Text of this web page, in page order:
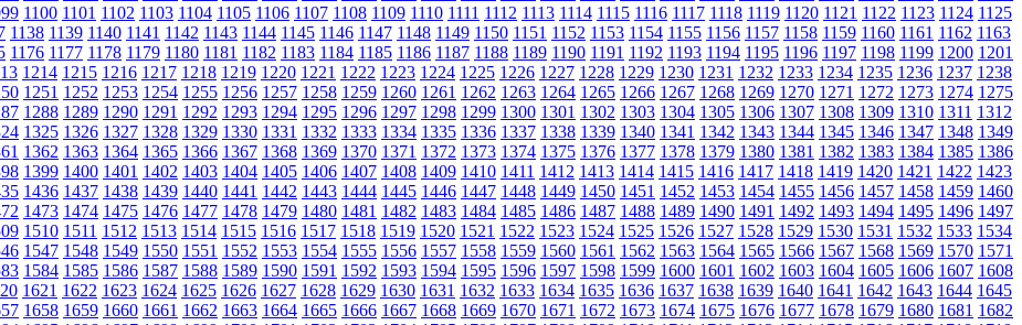
1100 1101 1102 1103 1104 1105 1106 1107 1108 1109 1110 1111 1112 1113 1114 1115 1116 1117 1118 1119 1120 1121 1122 1123 1124 1125
1138 1139 1140 1141 1142 1143 1144 1145 1146 1147 1148 1149 1150 1151 1152 1153 1154 1155 1156 1157 1158 1159 1160 1161 1162 1163
1176 1177 1178 1179 1180 1181 1182 1183 1184 1185 1186 1187 1188 1189 1190 1191 1192 1193 1194 1195 1196 1197 1198 1199 1200 1201
1214 1215 1216 1217 1218 1219 1220 1221 1222 1223 1224 1225 1226 1227 1228 1229 1230 1231 1232 1233 1234 1235 1236 1237 1238
1251 1252 1253 1254 1255 1256 1257 1258 1259 1260 1261 1262 1263 1264 1265 1266 1267 1268 1269 1270 1271 1272 1273 1274 1275
1288 1289 1290 1291 1292 1293 1294 1295 1296 1297 1298 1299 1300 1301 1302 1303 1304 1305 1306 1307 1308 1309 1310 1311 1312
1325 1326 1327 1328 1329 1330 1331 1332 1333 1334 1335 1336 1337 1338 1339 1340 1341 1342 1343 1344 1345 1346 1347 1348 1349
1362 1363 1364 1365 1366 1367 1368 1369 1370 1371 1372 1373 1374 1375 1376 1377 1378 1379 1380 1381 1382 1383 1384 1385 1386
1399 1400 1401 1402 1403 1404 1405 1406 1407 1408 1409 1410 1411 1412 1413 1414 1415 1416 1417 1418 1419 1420 1421 1422 1423
1436 1437 1438 1439 1440 1441 1442 1443 1444 1445 1446 1447 1448 1449 1450 1451 1452 1453 1454 1455 1456 1457 1458 1459 1460
1473 1474 1475 1476 1477 1478 1479 1480 1481 1482 1483 1484 1485 1486 1487 1488 1489 1490 1491 1492 1493 1494 1495 1496 1497
1510 1511 1512 1513 1514 1515 1516 1517 1518 1519 1520 1521 1522 1523 1524 1525 1526 1527 1528 1529 1530 1531 1532 1533 1534
1547 1548 1549 1550 1551 1552 1553 1554 1555 1556 1557 1558 1559 1560 1561 1562 1563 1564 1565 1566 1567 1568 1569 1570 1571
1584 1585 1586 1587 1588 1589 1590 1591 1592 1593 1594 1595 1596 1597 1598 1599 1600 1601 1602 1603 1604 1605 1606 1607 1608
1621 1622 1623 1624 1625 1626 1627 1628 1629 1630 1631 1632 1633 1634 1635 1636 1637 1638 1639 1640 1641 1642 1643 1644 1645
1658 1659 1660 1661 1662 1663 1664 1665 1666 1667 1668 1669 1670 1671 1672 1673 1674 1675 1676 1677 1678 1679 1680 1681 1682